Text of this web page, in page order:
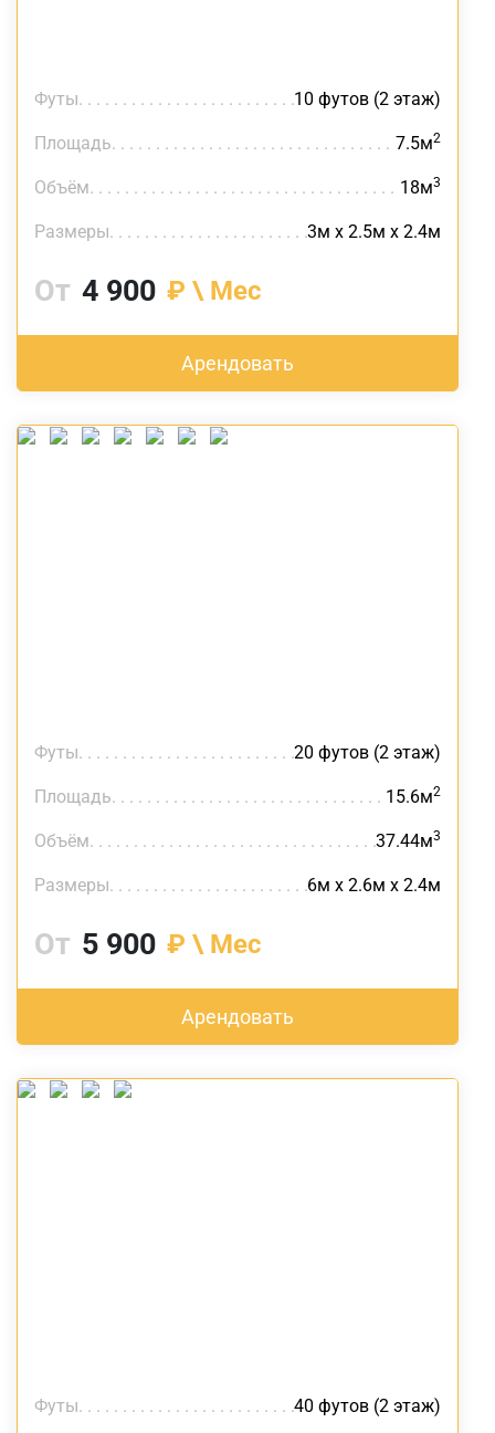
Футы 10 футов (2 этаж)
Площадь 7.5м2
Объём 18м3
Размеры 3м х 2.5м х 2.4м
От 4 900 ₽ \ Мес
Арендовать
Футы 20 футов (2 этаж)
Площадь 15.6м2
Объём 37.44м3
Размеры 6м х 2.6м х 2.4м
От 5 900 ₽ \ Мес
Арендовать
Футы 40 футов (2 этаж)